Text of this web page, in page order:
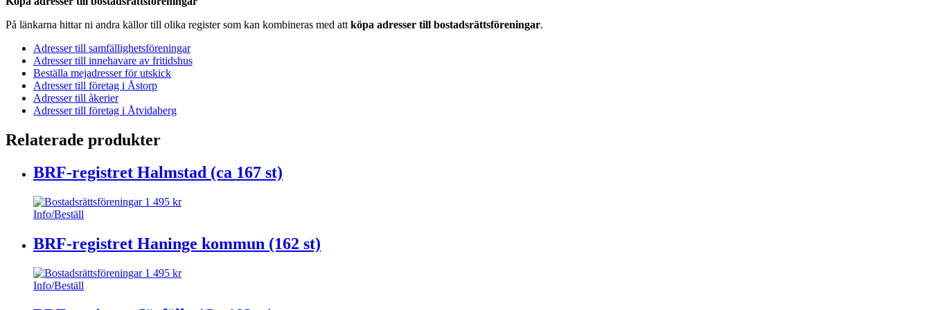
På länkarna hittar ni andra källor till olika register som kan kombineras med att köpa adresser till bostadsrättsföreningar.
Adresser till samfällighetsföreningar
Adresser till innehavare av fritidshus
Beställa mejadresser för utskick
Adresser till företag i Åstorp
Adresser till åkerier
Adresser till företag i Åtvidaberg
Relaterade produkter
BRF-registret Halmstad (ca 167 st)
1 495 kr
Info/Beställ
BRF-registret Haninge kommun (162 st)
1 495 kr
Info/Beställ